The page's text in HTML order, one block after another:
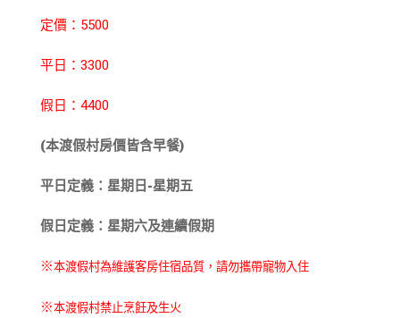
定價：5500
平日：3300
假日：4400
(本渡假村房價皆含早餐)
平日定義：星期日-星期五
假日定義：星期六及連續假期
※本渡假村為維護客房住宿品質，請勿攜帶寵物入住
※本渡假村禁止烹飪及生火